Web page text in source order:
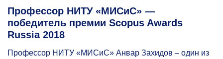
Профессор НИТУ «МИСиС» —
победитель премии Scopus Awards
Russia 2018
Профессор НИТУ «МИСиС» Анвар Захидов – один из